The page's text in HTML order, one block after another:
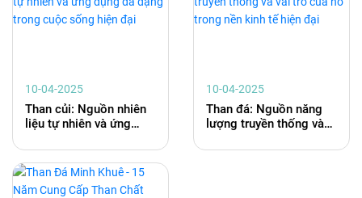
10-04-2025
Than củi: Nguồn nhiên
liệu tự nhiên và ứng
cuộc sống hiện đại
10-04-2025
Than đá: Nguồn năng
lượng truyền thống và
kinh tế hiện đại